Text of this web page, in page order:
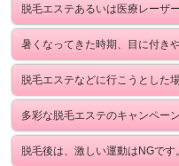
脱毛エステあるいは医療レーザ
暑くなってきた時期、目に付き
脱毛エステなどに行こうとした
多彩な脱毛エステのキャンペー
脱毛後は、激しい運動はNGです